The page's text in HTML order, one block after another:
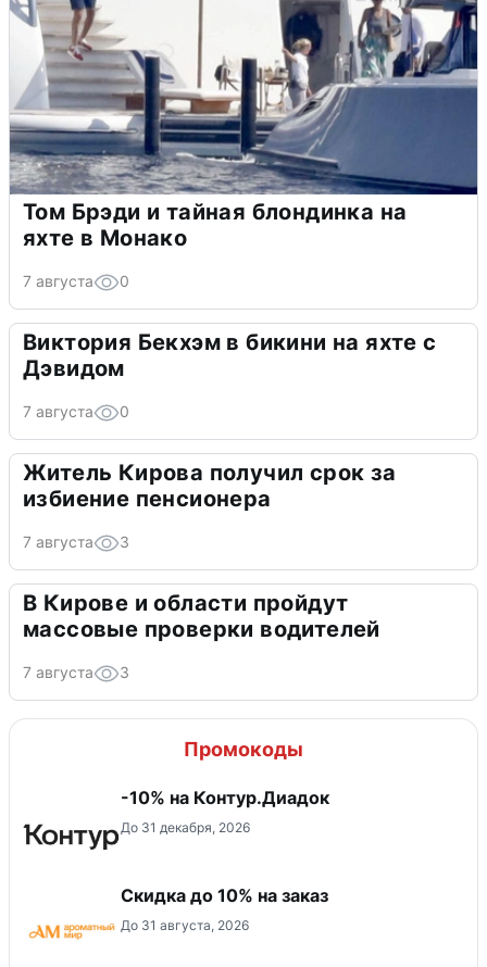
Том Брэди и тайная блондинка на
яхте в Монако
7 августа 0
Виктория Бекхэм в бикини на яхте с
Дэвидом
7 августа 0
Житель Кирова получил срок за
избиение пенсионера
7 августа 3
В Кирове и области пройдут
массовые проверки водителей
7 августа 3
Промокоды
-10% на Контур.Диадок
До 31 декабря, 2026
Скидка до 10% на заказ
До 31 августа, 2026